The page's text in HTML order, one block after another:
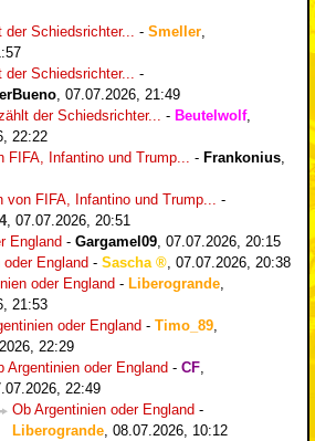
der Schiedsrichter...
- Smeller
der Schiedsrichter...
-
07.07.2026, 21:49
der Schiedsrichter...
- Beutelwolf,
22:22
FIFA, Infantino und Trump...
- Frankonius
von FIFA, Infantino und Trump...
-
, 07.07.2026, 20:51
England - Gargamel09 07.07.2026, 20:15
England - Sascha
07.07.2026, 20:38
oder England - Liberogrande
21:53
oder England - Timo_89
22:29
Argentinien oder England - CF
22:49
Ob Argentinien oder England -
Liberogrande 08.07.2026, 10:12